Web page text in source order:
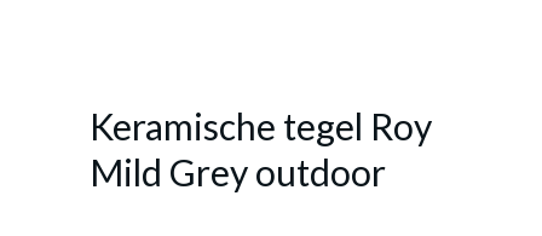
Keramische tegel Roy
Mild Grey outdoor